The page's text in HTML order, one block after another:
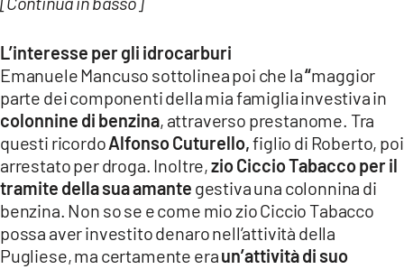
L’interesse per gli idrocarburi
Emanuele Mancuso sottolinea poi che la“maggior
parte dei componenti della mia famiglia investiva in
colonnine di benzina, attraverso prestanome. Tra
questi ricordoAlfonso Cuturello,figlio di Roberto, poi
arrestato per droga. Inoltre,zio Ciccio Tabacco per il
tramite della sua amante gestiva una colonnina di
benzina. Non so se e come mio zio Ciccio Tabacco
possa aver investito denaro nell’attività della
Pugliese, ma certamente eraun’attività di suo